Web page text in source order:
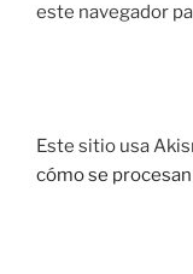
este navegador
Este sitio usa
cómo se